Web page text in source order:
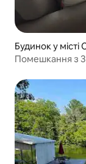
Будинок у місті
Помешкання з 3